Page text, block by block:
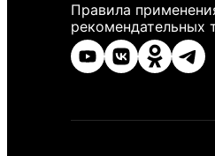
Правила
рекомендательных